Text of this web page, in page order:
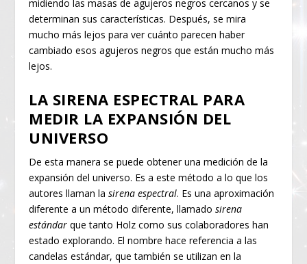
midiendo las masas de agujeros negros cercanos y se
determinan sus características. Después, se mira
mucho más lejos para ver cuánto parecen haber
cambiado esos agujeros negros que están mucho más
lejos.
LA SIRENA ESPECTRAL PARA
MEDIR LA EXPANSIÓN DEL
UNIVERSO
De esta manera se puede obtener una medición de la
expansión del universo. Es a este método a lo que los
autores llaman lasirena espectral. Es una aproximación
diferente a un método diferente, llamadosirena
estándar que tanto Holz como sus colaboradores han
estado explorando. El nombre hace referencia a las
candelas estándar, que también se utilizan en la